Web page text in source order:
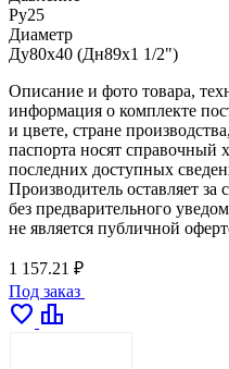
Ру25
Диаметр
Ду80х40 (Дн89х1 1/2")
Описание и фото товара,
информация о комплекте
и цвете, стране
паспорта носят справочный
последних доступных
Производитель оставляет
без предварительного
не является публичной
1 157.21 ₽
Под заказ
favorite leaderboard